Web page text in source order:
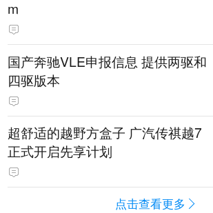
m
国产奔驰VLE申报信息 提供两驱和
四驱版本
超舒适的越野方盒子 广汽传祺越7
正式开启先享计划
点击查看更多